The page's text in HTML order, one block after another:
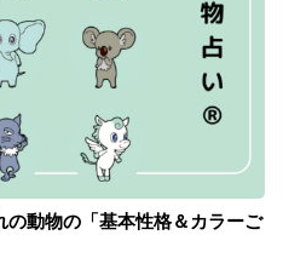
の動物の「基本性格＆カラーご